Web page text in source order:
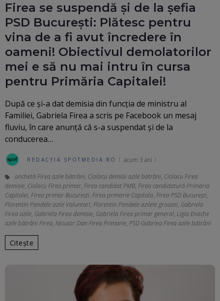
Firea se suspendă și de la șefia
PSD București: Plătesc pentru
vina de a fi avut încredere în
oameni! Obiectivul demolatorilor
mei e să nu mai intru în cursa
pentru Primăria Capitalei!
După ce şi-a dat demisia din funcţia de ministru al
Familiei, Gabriela Firea a scris pe Facebook un mesaj
fluviu, în care anunţă că s-a suspendat şi de la
conducerea…
REDACȚIA SPOTMEDIA.RO acum 3 ani
anchetă Firea azile bătrâni, Ciolacu demisii azile bătrâni, Ciolacu Firea
demisie, Ciolacu Firea primar, Firea candidat PMB, Firea candidatură Primăria
Capitalei, Firea primar București, Firea primarie Capitala, Firea PSD Bucureşti,
Florentin Pandele azile Voluntari, Florentin Pandele azilele groazei, Gabriela
Firea azile, Gabriela Firea demisie, Gabriela Firea primar general, Ligia Enache
azile bătrâni Firea, Nicusor Dan Firea Primarie, PSD Gabriea Firea azile bătrâni
Citește